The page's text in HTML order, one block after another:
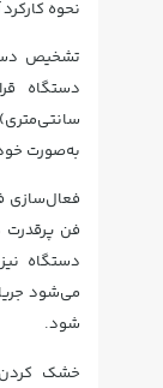
نحوه
تشخیص
به‌صورت
فعال‌سازی
فن پرقدرت
دستگاه
می‌شود
شود.
خشک